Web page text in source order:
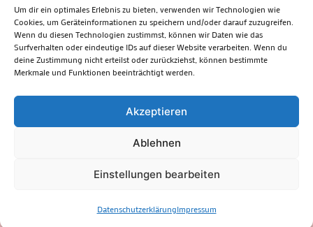
Um dir ein optimales Erlebnis zu bieten, verwenden wir Technologien wie
Cookies, um Geräteinformationen zu speichern und/oder darauf zuzugreifen.
Wenn du diesen Technologien zustimmst, können wir Daten wie das
Surfverhalten oder eindeutige IDs auf dieser Website verarbeiten. Wenn du
deine Zustimmung nicht erteilst oder zurückziehst, können bestimmte
Merkmale und Funktionen beeinträchtigt werden.
Akzeptieren
Ablehnen
Einstellungen bearbeiten
DatenschutzerklärungImpressum
FAHRRAD
FLOHMARKT FOLK GEWINNSPIEL
HITZE
HITZEFALLE AUTO
IRISH DANCE JAZZ
KABARETT
KINDER
KIRMES KLASSIK
KLEINE SUHLER REIHE
KRIMI
KULTUR LESUNG LOTTO
MEININGEN
PARASITEN
PILZE SCHLEUSINGEN
SCHULWEG
SOMMERFERIEN
SPORT SRH
STADTFEST
STADTMARKETING
STRASSENSPERRUNG
SUHL
SUHLER FRÜHLING
SUHLER STADTMARKETING
THÜRINGER WALD
ZELLA-MEHLIS
(c) Rhön-Rennsteig-Verlag 2024. Alle Rechte vorbehalten.
Datenschutzerklärung